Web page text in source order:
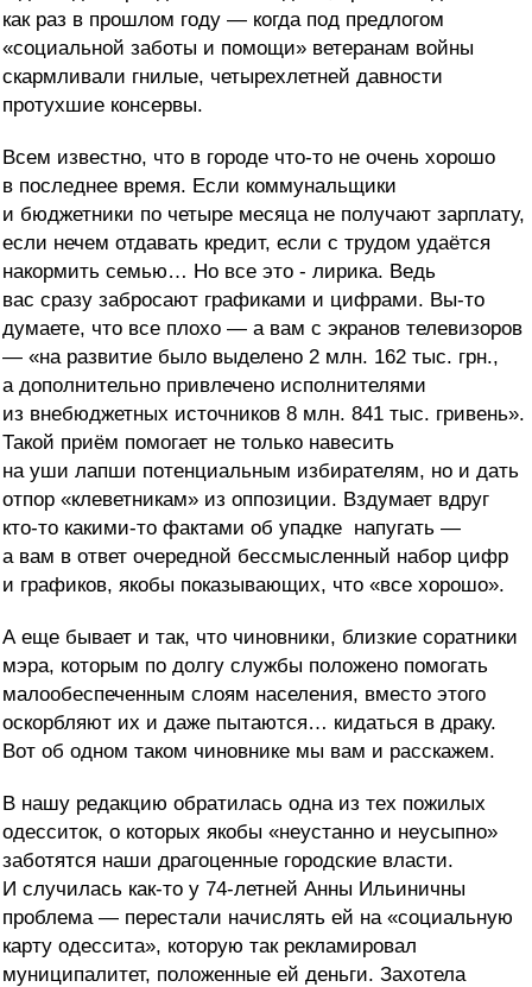
как раз в прошлом году — когда под предлогом
«социальной заботы и помощи» ветеранам войны
скармливали гнилые, четырехлетней давности
протухшие консервы.
Всем известно, что в городе что-то не очень хорошо
в последнее время. Если коммунальщики
и бюджетники по четыре месяца не получают зарплату,
если нечем отдавать кредит, если с трудом удаётся
накормить семью… Но все это - лирика. Ведь
вас сразу забросают графиками и цифрами. Вы-то
думаете, что все плохо — а вам с экранов телевизоров
— «на развитие было выделено 2 млн. 162 тыс. грн.,
а дополнительно привлечено исполнителями
из внебюджетных источников 8 млн. 841 тыс. гривень».
Такой приём помогает не только навесить
на уши лапши потенциальным избирателям, но и дать
отпор «клеветникам» из оппозиции. Вздумает вдруг
кто-то какими-то фактами об упадке напугать —
а вам в ответ очередной бессмысленный набор цифр
и графиков, якобы показывающих, что «все хорошо».
А еще бывает и так, что чиновники, близкие соратники
мэра, которым по долгу службы положено помогать
малообеспеченным слоям населения, вместо этого
оскорбляют их и даже пытаются… кидаться в драку.
Вот об одном таком чиновнике мы вам и расскажем.
В нашу редакцию обратилась одна из тех пожилых
одесситок, о которых якобы «неустанно и неусыпно»
заботятся наши драгоценные городские власти.
И случилась как-то у 74-летней Анны Ильиничны
проблема — перестали начислять ей на «социальную
карту одессита», которую так рекламировал
муниципалитет, положенные ей деньги. Захотела